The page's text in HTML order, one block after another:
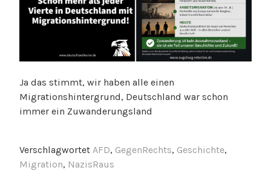
Ja das stimmt, wir haben alle einen
Migrationshintergrund, Deutschland war schon
immer ein Zuwanderungsland
Verschlagwortet AFD, GegenRechts, Geschichte,
Migration, NazisRaus